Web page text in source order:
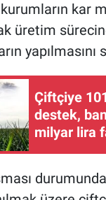
kar
üretim
yapılmasını
Çiftçiye
destek,
milyar lira
Kahveci: